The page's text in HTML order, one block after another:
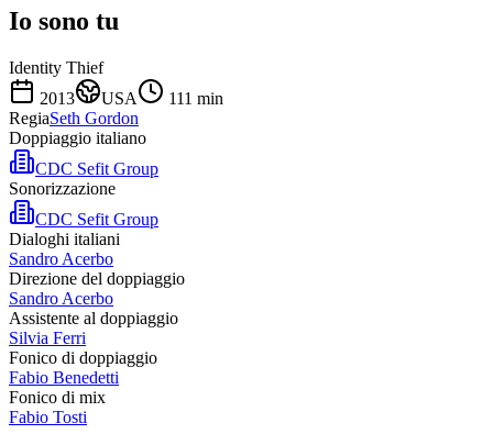
Io sono tu
Identity Thief
2013
USA 111 min
RegiaSeth Gordon
Doppiaggio italiano
CDC Sefit Group
Sonorizzazione
CDC Sefit Group
Dialoghi italiani
Sandro Acerbo
Direzione del doppiaggio
Sandro Acerbo
Assistente al doppiaggio
Silvia Ferri
Fonico di doppiaggio
Fabio Benedetti
Fonico di mix
Fabio Tosti